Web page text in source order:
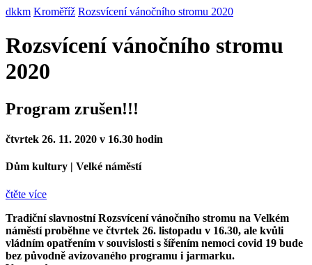
dkkm Kroměříž Rozsvícení vánočního stromu 2020
Rozsvícení vánočního stromu
2020
Program zrušen!!!
čtvrtek 26. 11. 2020 v 16.30 hodin
Dům kultury | Velké náměstí
čtěte více
Tradiční slavnostní Rozsvícení vánočního stromu na Velkém
náměstí proběhne ve čtvrtek 26. listopadu v 16.30, ale kvůli
vládním opatřením v souvislosti s šířením nemoci covid 19 bude
bez původně avizovaného programu i jarmarku.